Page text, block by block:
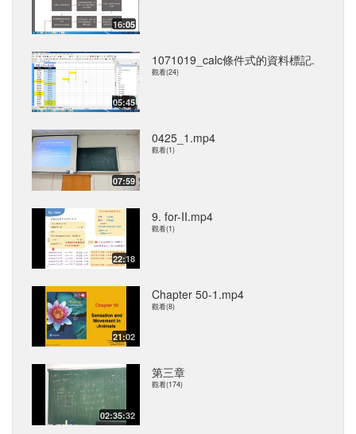
16:05
05:45
1071019_calc條件式的資料標記.
觀看(24)
07:59
0425_1.mp4
觀看(1)
22:18
9. for-II.mp4
觀看(1)
21:02
Chapter 50-1.mp4
觀看(8)
02:35:32
第三章
觀看(174)